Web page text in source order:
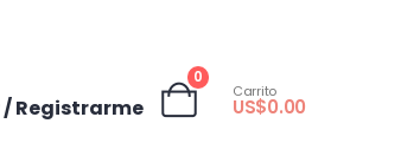
Registrarme
0
Carrito
US$0.00